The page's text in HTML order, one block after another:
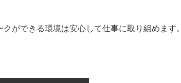
ができる環境は安心して仕事に取り組めます。